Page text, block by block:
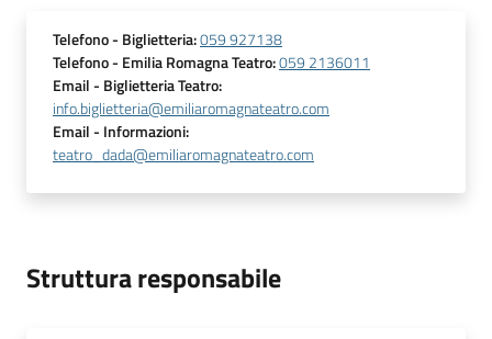
Telefono- Biglietteria:059 927138
Telefono- Emilia Romagna Teatro:059 2136011
Email- Biglietteria Teatro:
info.biglietteria@emiliaromagnateatro.com
Email- Informazioni:
teatro_dada@emiliaromagnateatro.com
Struttura responsabile